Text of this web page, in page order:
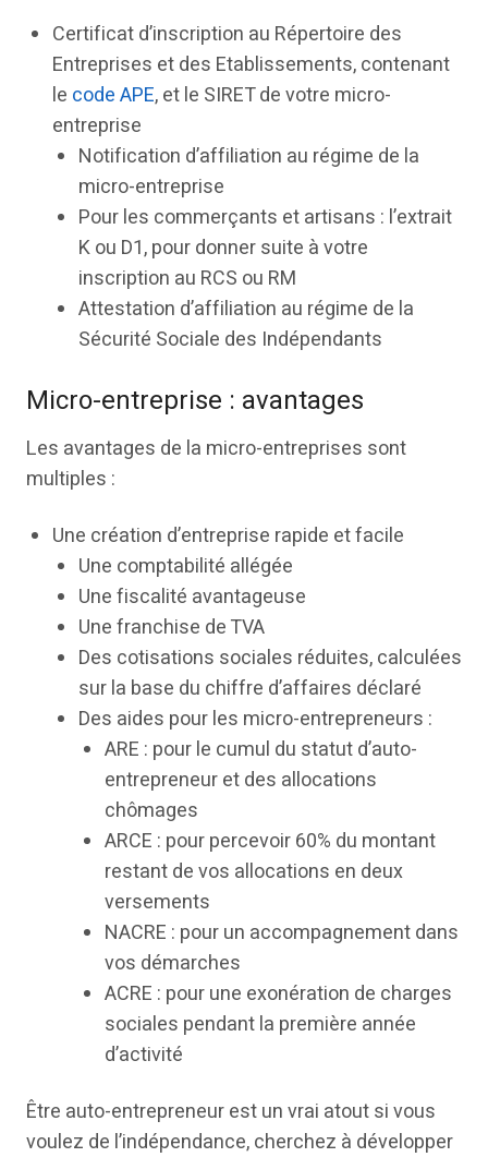
Certificat d’inscription au Répertoire des
Entreprises et des Etablissements, contenant
le code APE, et le SIRET de votre micro-
entreprise
Notification d’affiliation au régime de la
micro-entreprise
Pour les commerçants et artisans : l’extrait
K ou D1, pour donner suite à votre
inscription au RCS ou RM
Attestation d’affiliation au régime de la
Sécurité Sociale des Indépendants
Micro-entreprise : avantages
Les avantages de la micro-entreprises sont
multiples :
Une création d’entreprise rapide et facile
Une comptabilité allégée
Une fiscalité avantageuse
Une franchise de TVA
Des cotisations sociales réduites, calculées
sur la base du chiffre d’affaires déclaré
Des aides pour les micro-entrepreneurs :
ARE : pour le cumul du statut d’auto-
entrepreneur et des allocations
chômages
ARCE : pour percevoir 60% du montant
restant de vos allocations en deux
versements
NACRE : pour un accompagnement dans
vos démarches
ACRE : pour une exonération de charges
sociales pendant la première année
d’activité
Être auto-entrepreneur est un vrai atout si vous
voulez de l’indépendance, cherchez à développer